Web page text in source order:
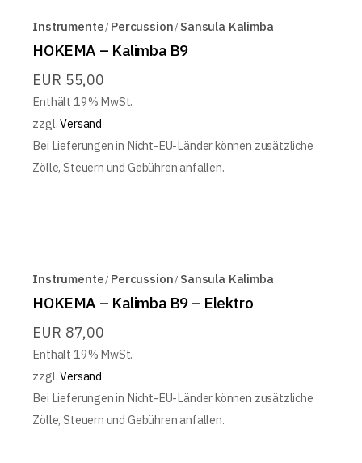
Instrumente Percussion Sansula Kalimba
HOKEMA – Kalimba B9
EUR 55,00
Enthält 19% MwSt.
zzgl.Versand
Bei Lieferungen in Nicht-EU-Länder können zusätzliche
Zölle, Steuern und Gebühren anfallen.
Instrumente Percussion Sansula Kalimba
HOKEMA – Kalimba B9 – Elektro
EUR 87,00
Enthält 19% MwSt.
zzgl.Versand
Bei Lieferungen in Nicht-EU-Länder können zusätzliche
Zölle, Steuern und Gebühren anfallen.